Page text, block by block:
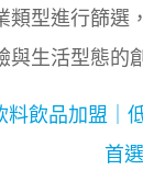
類型進行篩選
與生活型態的
料飲品加盟｜
首選